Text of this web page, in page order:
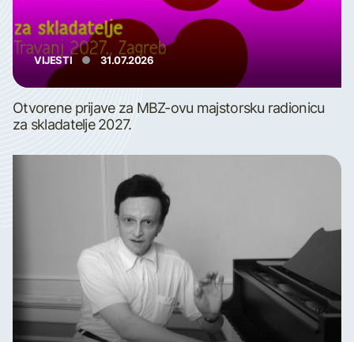
VIJESTI 31.07.2026
Otvorene prijave za MBZ-ovu majstorsku radionicu
za skladatelje 2027.